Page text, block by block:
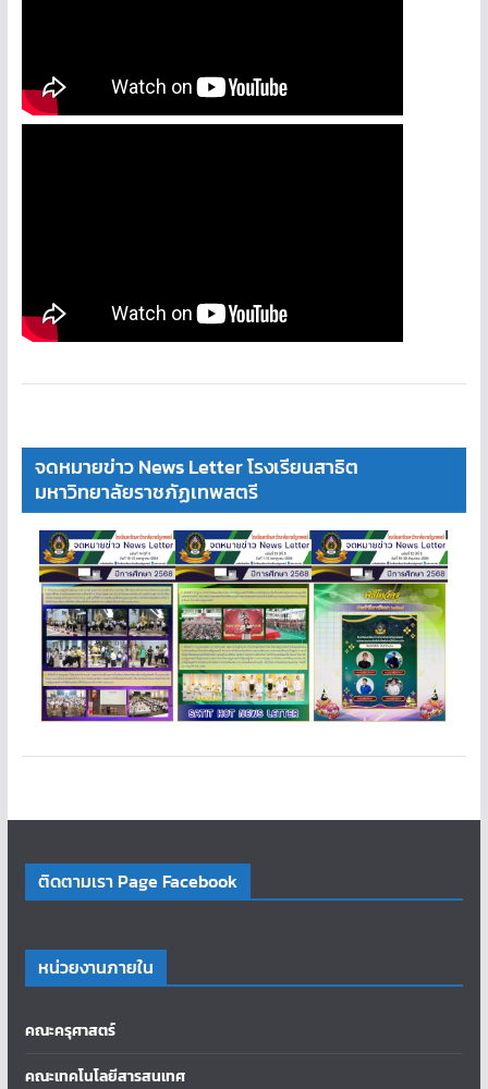
จดหมายข่าว News Letter โรงเรียนสาธิต
มหาวิทยาลัยราชภัฏเทพสตรี
ติดตามเรา Page Facebook
หน่วยงานภายใน
คณะครุศาสตร์
คณะเทคโนโลยีสารสนเทศ